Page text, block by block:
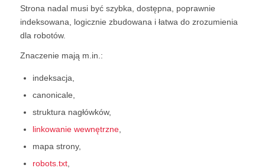
Strona nadal musi być szybka, dostępna, poprawnie
indeksowana, logicznie zbudowana i łatwa do zrozumienia
dla robotów.
Znaczenie mają m.in.:
indeksacja,
canonicale,
struktura nagłówków,
linkowanie wewnętrzne,
mapa strony,
robots.txt,